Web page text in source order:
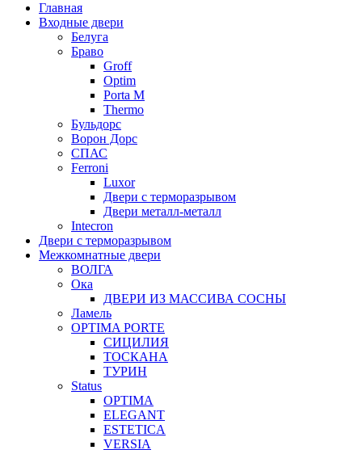
Главная
Входные двери
Белуга
Браво
Groff
Optim
Porta М
Thermo
Бульдорс
Ворон Дорс
СПАС
Ferroni
Luxor
Двери с терморазрывом
Двери металл-металл
Intecron
Двери с терморазрывом
Межкомнатные двери
ВОЛГА
Ока
ДВЕРИ ИЗ МАССИВА СОСНЫ
Ламель
OPTIMA PORTE
СИЦИЛИЯ
ТОСКАНА
ТУРИН
Status
OPTIMA
ELEGANT
ESTETICA
VERSIA